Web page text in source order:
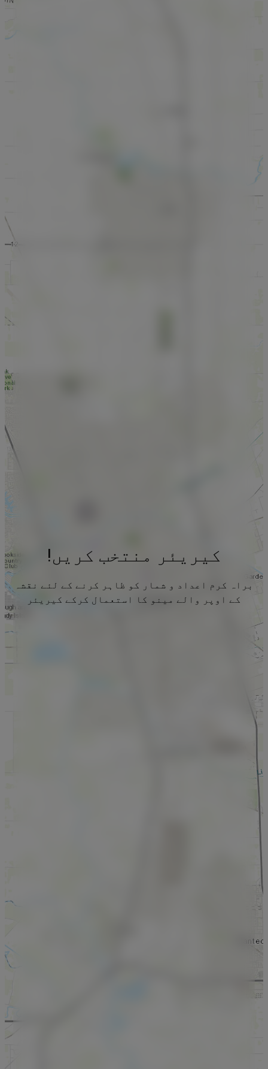
کیریئر منتخب کریں!
براہ کرم اعداد و شمار کو ظاہر کرنے کے لئے نقشہ
کے اوپر والے مینو کا استعمال کرکے کیریئر